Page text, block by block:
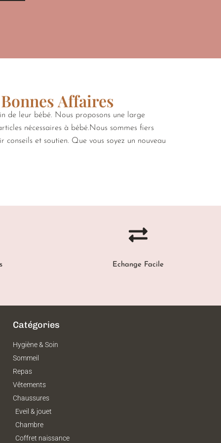
Affaires
de leur bébé. Nous proposons une large
nécessaires à bébé.Nous sommes fiers
et soutien. Que vous soyez un nouveau
Echange Facile
Catégories
Hygiène & Soin
Sommeil
Repas
Vêtements
Chaussures
Eveil & jouet
Chambre
Coffret naissance